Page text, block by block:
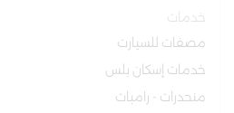
خدمات
مصفات للسيارت
خدمات إسكان بلس
منحدرات - رامبات